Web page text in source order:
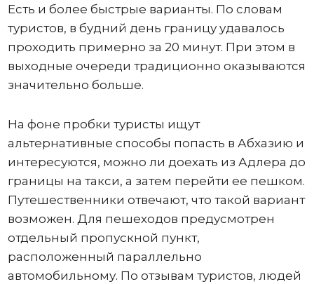
Есть и более быстрые варианты. По словам
туристов, в будний день границу удавалось
проходить примерно за 20 минут. При этом в
выходные очереди традиционно оказываются
значительно больше.
На фоне пробки туристы ищут
альтернативные способы попасть в Абхазию и
интересуются, можно ли доехать из Адлера до
границы на такси, а затем перейти ее пешком.
Путешественники отвечают, что такой вариант
возможен. Для пешеходов предусмотрен
отдельный пропускной пункт,
расположенный параллельно
автомобильному. По отзывам туристов, людей